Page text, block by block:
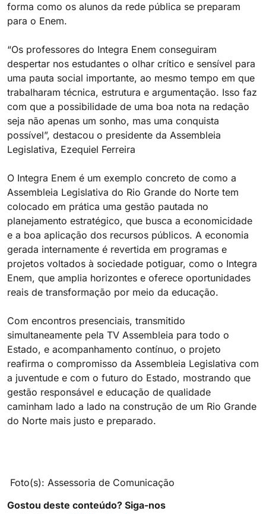
forma como os alunos da rede pública se preparam
para o Enem.
“Os professores do Integra Enem conseguiram
despertar nos estudantes o olhar crítico e sensível para
uma pauta social importante, ao mesmo tempo em que
trabalharam técnica, estrutura e argumentação. Isso faz
com que a possibilidade de uma boa nota na redação
seja não apenas um sonho, mas uma conquista
possível”, destacou o presidente da Assembleia
Legislativa, Ezequiel Ferreira
O Integra Enem é um exemplo concreto de como a
Assembleia Legislativa do Rio Grande do Norte tem
colocado em prática uma gestão pautada no
planejamento estratégico, que busca a economicidade
e a boa aplicação dos recursos públicos. A economia
gerada internamente é revertida em programas e
projetos voltados à sociedade potiguar, como o Integra
Enem, que amplia horizontes e oferece oportunidades
reais de transformação por meio da educação.
Com encontros presenciais, transmitido
simultaneamente pela TV Assembleia para todo o
Estado, e acompanhamento contínuo, o projeto
reafirma o compromisso da Assembleia Legislativa com
a juventude e com o futuro do Estado, mostrando que
gestão responsável e educação de qualidade
caminham lado a lado na construção de um Rio Grande
do Norte mais justo e preparado.
Foto(s): Assessoria de Comunicação
Gostou deste conteúdo? Siga-nos